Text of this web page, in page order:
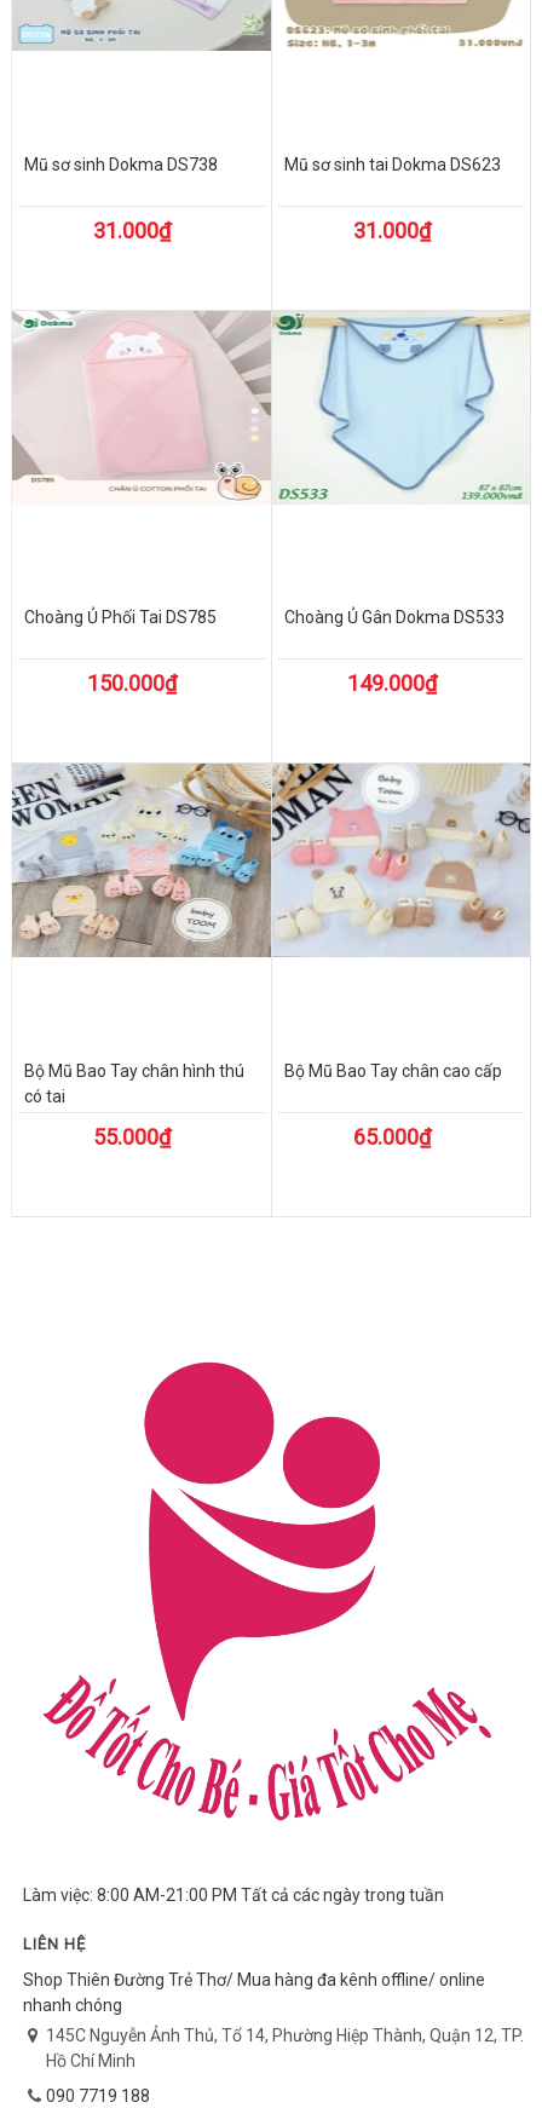
Mũ sơ sinh Dokma DS738
31.000₫
Mũ sơ sinh tai Dokma DS623
31.000₫
Choàng Ủ Phối Tai DS785
150.000₫
Choàng Ủ Gân Dokma DS533
149.000₫
Bộ Mũ Bao Tay chân hình thú
có tai
55.000₫
Bộ Mũ Bao Tay chân cao cấp
65.000₫
Làm việc: 8:00 AM-21:00 PM Tất cả các ngày trong tuần
LIÊN HỆ
Shop Thiên Đường Trẻ Thơ/ Mua hàng đa kênh offline/ online
nhanh chóng
145C Nguyễn Ảnh Thủ, Tổ 14, Phường Hiệp Thành, Quận 12, TP.
Hồ Chí Minh
090 7719 188